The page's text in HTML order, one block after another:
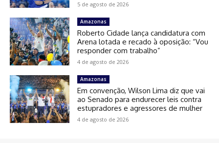
5 de agosto de 2026
Amazonas
Roberto Cidade lança candidatura com
Arena lotada e recado à oposição: “Vou
responder com trabalho”
4 de agosto de 2026
Amazonas
Em convenção, Wilson Lima diz que vai
ao Senado para endurecer leis contra
estupradores e agressores de mulher
4 de agosto de 2026